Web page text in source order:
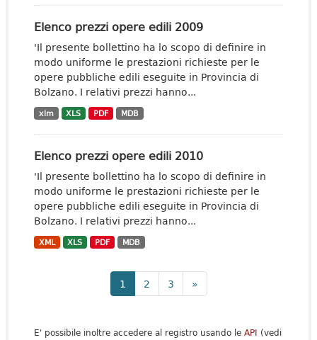
Elenco prezzi opere edili 2009
'Il presente bollettino ha lo scopo di definire in
modo uniforme le prestazioni richieste per le
opere pubbliche edili eseguite in Provincia di
Bolzano. I relativi prezzi hanno...
xlm XLS PDF MDB
Elenco prezzi opere edili 2010
'Il presente bollettino ha lo scopo di definire in
modo uniforme le prestazioni richieste per le
opere pubbliche edili eseguite in Provincia di
Bolzano. I relativi prezzi hanno...
XML XLS PDF MDB
1 2 3 »
E' possibile inoltre accedere al registro usando le API (vedi